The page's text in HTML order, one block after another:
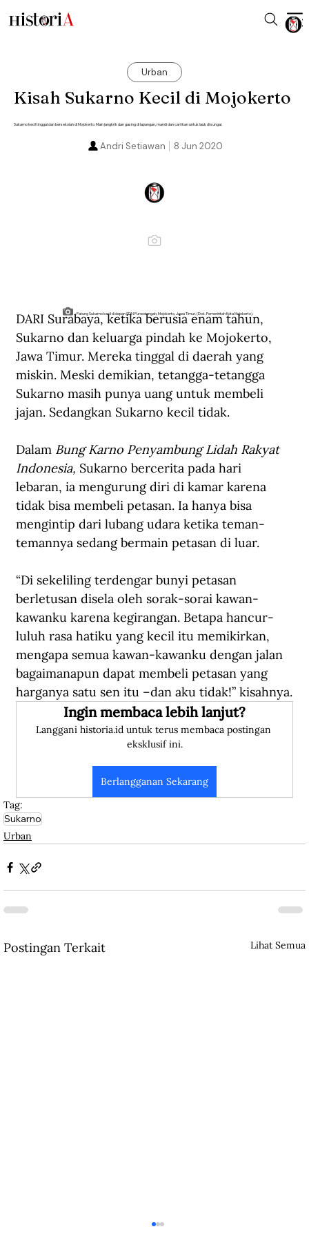
Urban
Kisah Sukarno Kecil di Mojokerto
Sukarno kecil tinggal dan bersekolah di Mojokerto. Main jangkrik dan gasing di lapangan, mandi dan cari ikan untuk lauk di sungai.
8 Jun 2020
Andri Setiawan
Patung Sukarno kecil di depan SDN Purwotengah, Mojokerto, Jawa Timur. (Dok. Pemerintah Kota Mojokerto).
DARI Surabaya, ketika berusia enam tahun,
Sukarno dan keluarga pindah ke Mojokerto,
Jawa Timur. Mereka tinggal di daerah yang
miskin. Meski demikian, tetangga-tetangga
Sukarno masih punya uang untuk membeli
jajan. Sedangkan Sukarno kecil tidak.
Dalam Bung Karno Penyambung Lidah Rakyat
Indonesia, Sukarno bercerita pada hari
lebaran, ia mengurung diri di kamar karena
tidak bisa membeli petasan. Ia hanya bisa
mengintip dari lubang udara ketika teman-
temannya sedang bermain petasan di luar.
“Di sekeliling terdengar bunyi petasan
berletusan disela oleh sorak-sorai kawan-
kawanku karena kegirangan. Betapa hancur-
luluh rasa hatiku yang kecil itu memikirkan,
mengapa semua kawan-kawanku dengan jalan
bagaimanapun dapat membeli petasan yang
harganya satu sen itu –dan aku tidak!” kisahnya.
Ingin membaca lebih lanjut?
Langgani historia.id untuk terus membaca postingan
eksklusif ini.
Berlangganan Sekarang
Tag:
Sukarno
Urban
Postingan Terkait Lihat Semua